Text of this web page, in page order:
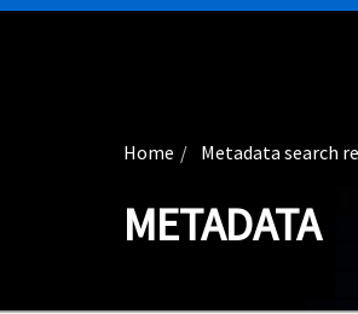
Home Metadata search
METADATA